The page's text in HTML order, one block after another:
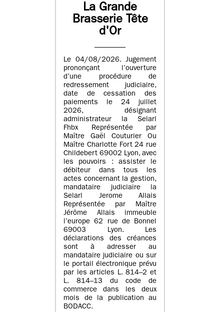
La Grande
Brasserie Tête
d'Or
Le 04/08/2026. Jugement
prononçant l’ouverture
d’une procédure de
redressement judiciaire,
date de cessation des
paiements le 24 juillet
2026, désignant
administrateur la Selarl
Fhbx Représentée par
Maître Gaël Couturier Ou
Maître Charlotte Fort 24 rue
Childebert 69002 Lyon, avec
les pouvoirs : assister le
débiteur dans tous les
actes concernant la gestion,
mandataire judiciaire la
Selarl Jerome Allais
Représentée par Maître
Jérôme Allais immeuble
l’europe 62 rue de Bonnel
69003 Lyon. Les
déclarations des créances
sont à adresser au
mandataire judiciaire ou sur
le portail électronique prévu
par les articles L. 814–2 et
L. 814–13 du code de
commerce dans les deux
mois de la publication au
BODACC.